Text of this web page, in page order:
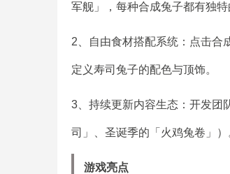
军舰」，每种合成兔子都有独特
2、自由食材搭配系统：点击合
定义寿司兔子的配色与顶饰。
3、持续更新内容生态：开发团
司」、圣诞季的「火鸡兔卷」）
游戏亮点